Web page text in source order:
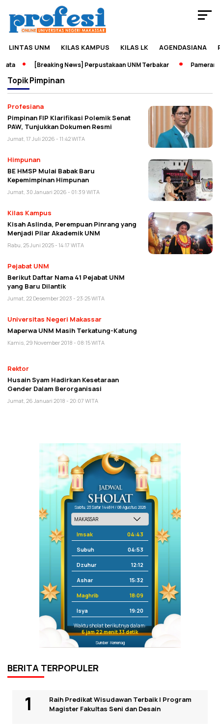
LINTAS UNM KILAS KAMPUS KILAS LK AGENDASIANA
[Breaking News] Perpustakaan UNM Terbakar Pameran
TopikPimpinan
Profesiana
Pimpinan FIP Klarifikasi Polemik Senat
PAW, Tunjukkan Dokumen Resmi
Jumat, 17 Juli 2026 - 11:42 WITA
Himpunan
BE HMSP Mulai Babak Baru
Kepemimpinan Himpunan
Jumat, 30 Januari 2026 - 01:39 WITA
Kilas Kampus
Kisah Aslinda, Perempuan Pinrang yang
Menjadi Pilar Akademik UNM
Rabu, 25 Juni 2025 - 14:17 WITA
Pejabat UNM
Berikut Daftar Nama 41 Pejabat UNM
yang Baru Dilantik
Jumat, 22 Desember 2023 - 23:25 WITA
Universitas Negeri Makassar
Maperwa UNM Masih Terkatung-Katung
Kamis, 29 November 2018 - 08:15 WITA
Rektor
Husain Syam Hadirkan Kesetaraan
Gender Dalam Berorganisasi
Jumat, 26 Januari 2018 - 20:07 WITA
Sabtu, 23 Safar 1448 H / 08 Agustus 2026
Imsak 04:43
Subuh 04:53
Dzuhur 12:12
Ashar 15:32
Maghrib 18:09
Isya 19:20
Waktu sholat berikutnya dalam:
6 jam 22 menit 33 detik
Sumber: Kemenag
BERITA TERPOPULER
Raih Predikat Wisudawan Terbaik I Program
Magister Fakultas Seni dan Desain